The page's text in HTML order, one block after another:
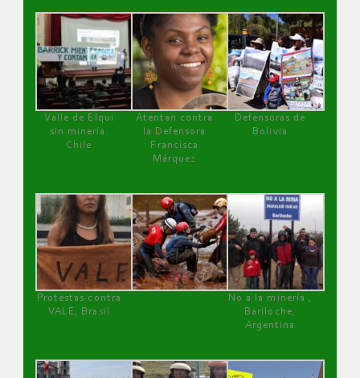
Valle de Elqui
sin minería.
Chile
Atentan contra
la Defensora
Francisca
Márquez
Defensoras de
Bolivia
Protestas contra
VALE, Brasil
No a la minería ,
Bariloche,
Argentina